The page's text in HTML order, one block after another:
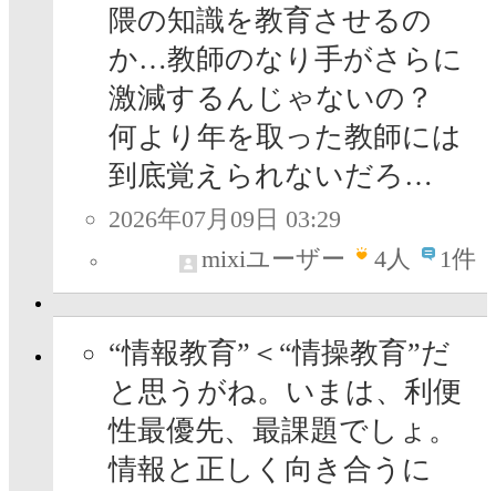
隈の知識を教育させるの
か…教師のなり手がさらに
激減するんじゃないの？
何より年を取った教師には
到底覚えられないだろ…
2026年07月09日 03:29
mixiユーザー
4人 1件
“情報教育”＜“情操教育”だ
と思うがね。いまは、利便
性最優先、最課題でしょ。
情報と正しく向き合うに